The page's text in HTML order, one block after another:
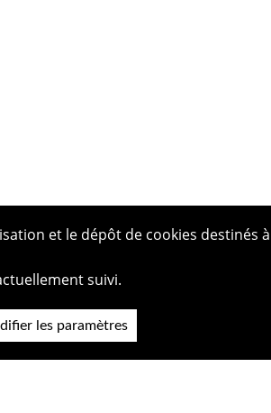
et le dépôt de cookies destinés
suivi.
les paramètres